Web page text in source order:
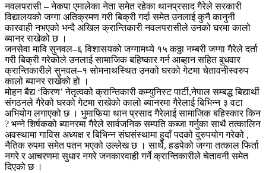
नवलपरासी – नेकपा एमालेका नेता समेत रहेका थानप्रसाद गैरेले सरकारी
विद्यालयको जग्गा अतिक्रमण गरी बिक्री गर्दा समेत उनलाई कुनै कानुनी
कारवाही नभएको भन्दै अखिल क्रान्तिकारी नवलपरासीले उनको घरमा कालो
ब्यानर राखेको छ ।
जनसेवा मावि सुनवल–६ विशासयको जग्गामध्ये १५ कठ्ठा नम्बरी जग्गा गैरेले दर्ता
गरी बिक्री गरेकोले उनलाई सामाजिक बहिष्कार गर्न आब्हान सहित बुधवार
क्रान्तिकारीले सुनवल–१ सोमनाथस्थित उनको घरको गेटमा चेतावनीस्वरुप
कालो ब्यानर राखेको हो ।
मोहन बैद्य ‘किरण’ नेतृत्वको क्रान्तिकारी कम्युनिस्ट पार्टी,नेपाल सम्बद्ध बिद्यार्थी
संगठनले गैरेको घरको गेटमा राखेको कालो ब्यानरमा गैरेलाई बिभिन्न ३ वटा
अभियोग लगाएको छ । भुमाफिया थान प्रसाद गैरेलाई सामाजिक बहिस्कार किन
? भन्ने शिर्षकको ब्यानरमा गैरेले सार्वजनिक सम्पति कब्जा गर्नुका साथै तत्कालिन
अवस्थामा गाविस अध्यक्ष र बिभिन्न संघसंस्थामा हुदाँ पदको दुरुपयोग गरेको ,
नैतिक रुपमा समेत पतन भएको उल्लेख छ । साथै, हडपेको जग्गा तत्काल फिर्ता
नगरे र आचरणमा सुधार नगरे जनकारवाही गर्ने क्रान्तिकारीले चेतावनी समेत
दिएको छ ।